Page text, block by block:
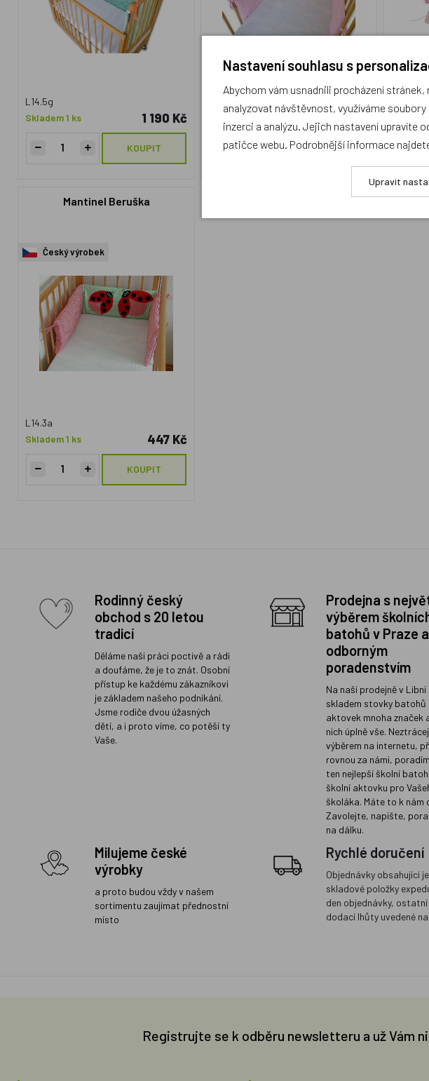
L14.5g
Skladem 1 ks
1 190 Kč
KOUPIT
Skladem 4 ks
499 Kč
KOUPIT
Skladem
Mantinel Beruška
Český výrobek
L14.3a
Skladem 1 ks
447 Kč
KOUPIT
Rodinný český
obchod s 20 letou
tradicí
Děláme naši práci poctivě a rádi
a doufáme, že je to znát. Osobní
přístup ke každému zákazníkovi
je základem našeho podnikání.
Jsme rodiče dvou úžasných
dětí, a i proto víme, co potěší ty
Vaše.
Prodejna s
výběrem
batohů v Praze a
odborným
poradenstvím
Na naší prodejně v Libni
skladem stovky batohů
aktovek mnoha značek
nich úplně vše.
výběrem na internetu,
rovnou za námi,
ten nejlepší školní
školní aktovku pro
školáka. Máte to k nám
Zavolejte, napište,
na dálku.
Milujeme české
výrobky
a proto budou vždy v našem
sortimentu zaujímat přednostní
místo
Rychlé doručení
Objednávky obsahující
skladové položky
den objednávky, ostatní
dodací lhůty uvedené
Registrujte se k odběru newsletteru a už Vám
Nastavení souhlasu s
Abychom vám usnadnili procházení
analyzovat návštěvnost, využíváme
inzerci a analýzu. Jejich nastavení upravíte
patičce webu. Podrobnější informace
Upravit